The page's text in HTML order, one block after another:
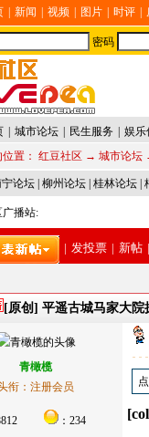
新闻 视频 图片 时评
密码
城市论坛 民生服务 娱乐
置： 红豆社区 → 城市论坛
论坛 柳州论坛 桂林论坛
广播站:
| 发投票 | 新帖 |
[原创] 平遥古城马家大院
青橄榄
衔：注册会员
：234